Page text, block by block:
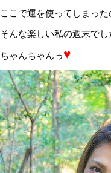
ここで運を使ってしまっ
そんな楽しい私の週末でし
ちゃんちゃんっ♥